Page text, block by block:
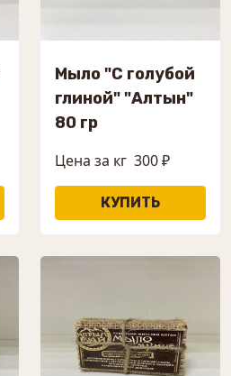
Мыло "С голубой
глиной" "Алтын"
80 гр
Цена за кг 300 ₽